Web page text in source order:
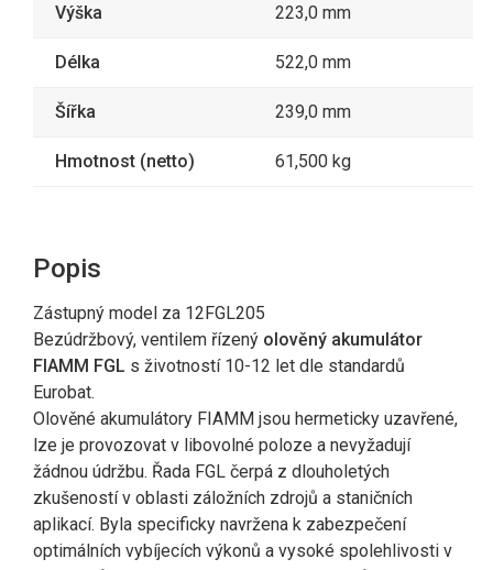
Výška 223,0 mm
Délka 522,0 mm
Šířka 239,0 mm
Hmotnost (netto) 61,500 kg
Popis
Zástupný model za 12FGL205
Bezúdržbový, ventilem řízený olověný akumulátor
FIAMM FGL s životností 10-12 let dle standardů
Eurobat.
Olověné akumulátory FIAMM jsou hermeticky uzavřené,
lze je provozovat v libovolné poloze a nevyžadují
žádnou údržbu. Řada FGL čerpá z dlouholetých
zkušeností v oblasti záložních zdrojů a staničních
aplikací. Byla specificky navržena k zabezpečení
optimálních vybíjecích výkonů a vysoké spolehlivosti v